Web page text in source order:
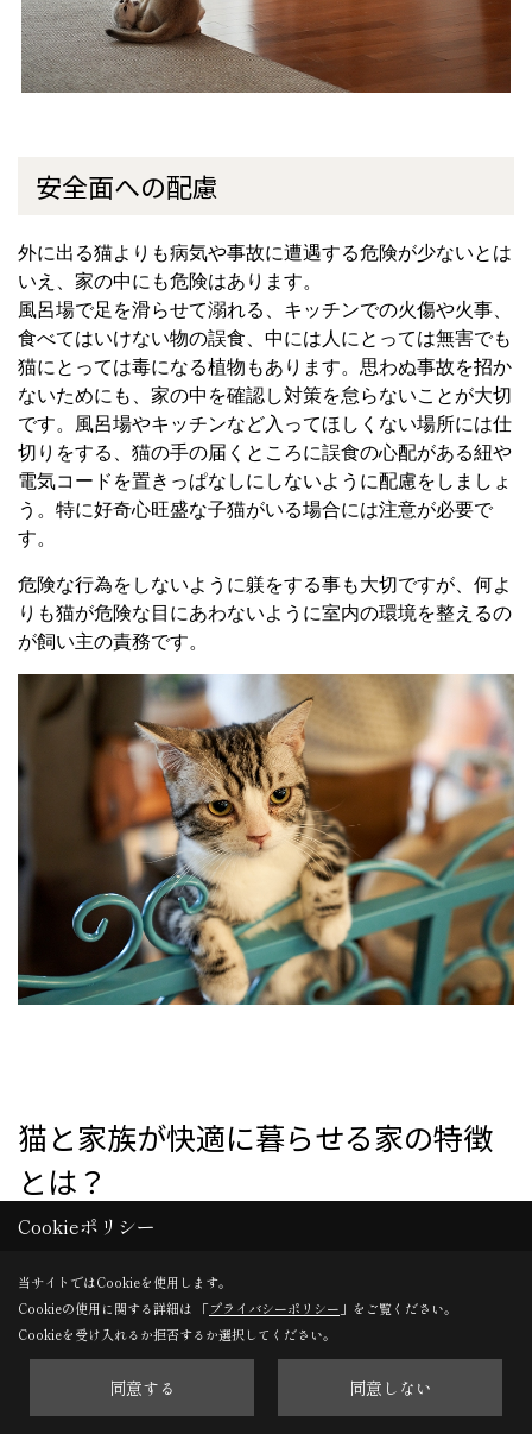
安全面への配慮
外に出る猫よりも病気や事故に遭遇する危険が少ないとは
いえ、家の中にも危険はあります。
風呂場で足を滑らせて溺れる、キッチンでの火傷や火事、
食べてはいけない物の誤食、中には人にとっては無害でも
猫にとっては毒になる植物もあります。思わぬ事故を招か
ないためにも、家の中を確認し対策を怠らないことが大切
です。風呂場やキッチンなど入ってほしくない場所には仕
切りをする、猫の手の届くところに誤食の心配がある紐や
電気コードを置きっぱなしにしないように配慮をしましょ
う。特に好奇心旺盛な子猫がいる場合には注意が必要で
す。
危険な行為をしないように躾をする事も大切ですが、何よ
りも猫が危険な目にあわないように室内の環境を整えるの
が飼い主の責務です。
猫と家族が快適に暮らせる家の特徴
とは？
日向ぼっこが大好きな猫にとって、室内に居ても光と風を
感じられるスペースがある家は理想の住処といえます。適
度に太陽光を浴びることは殺菌効果や、体内時計の調整、
体を温め猫の健康を守る事にも繋がります。
Cookieポリシー
当サイトではCookieを使用します。
Cookieの使用に関する詳細は 「プライバシーポリシー 」をご覧ください。
Cookieを受け入れるか拒否するか選択してください。
同意する 同意しない